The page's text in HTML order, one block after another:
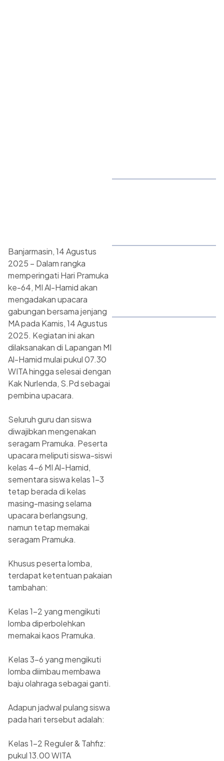
Banjarmasin, 14 Agustus
2025 – Dalam rangka
memperingati Hari Pramuka
ke-64, MI Al-Hamid akan
mengadakan upacara
gabungan bersama jenjang
MA pada Kamis, 14 Agustus
2025. Kegiatan ini akan
dilaksanakan di Lapangan MI
Al-Hamid mulai pukul 07.30
WITA hingga selesai dengan
Kak Nurlenda, S.Pd sebagai
pembina upacara.
Seluruh guru dan siswa
diwajibkan mengenakan
seragam Pramuka. Peserta
upacara meliputi siswa-siswi
kelas 4–6 MI Al-Hamid,
sementara siswa kelas 1–3
tetap berada di kelas
masing-masing selama
upacara berlangsung,
namun tetap memakai
seragam Pramuka.
Khusus peserta lomba,
terdapat ketentuan pakaian
tambahan:
Kelas 1–2 yang mengikuti
lomba diperbolehkan
memakai kaos Pramuka.
Kelas 3–6 yang mengikuti
lomba diimbau membawa
baju olahraga sebagai ganti.
Adapun jadwal pulang siswa
pada hari tersebut adalah:
Kelas 1–2 Reguler & Tahfiz:
pukul 13.00 WITA